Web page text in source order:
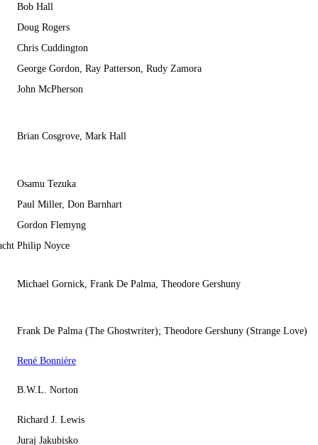
Bob Hall
Doug Rogers
Chris Cuddington
George Gordon, Ray Patterson, Rudy Zamora
John McPherson
Brian Cosgrove, Mark Hall
Osamu Tezuka
Paul Miller, Don Barnhart
Gordon Flemyng
Philip Noyce
Michael Gornick, Frank De Palma, Theodore Gershuny
Frank De Palma (The Ghostwriter); Theodore Gershuny (Strange Love)
René Bonnière
B.W.L. Norton
Richard J. Lewis
Juraj Jakubisko